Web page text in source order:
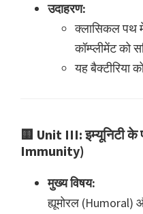
उदाहरण:
क्लासिकल पथ
कॉम्प्लीमेंट को
यह बैक्टीरिया
🟨 Unit III: इम्यूनिटी
Immunity)
मुख्य विषय:
ह्यूमोरल (Humoral)